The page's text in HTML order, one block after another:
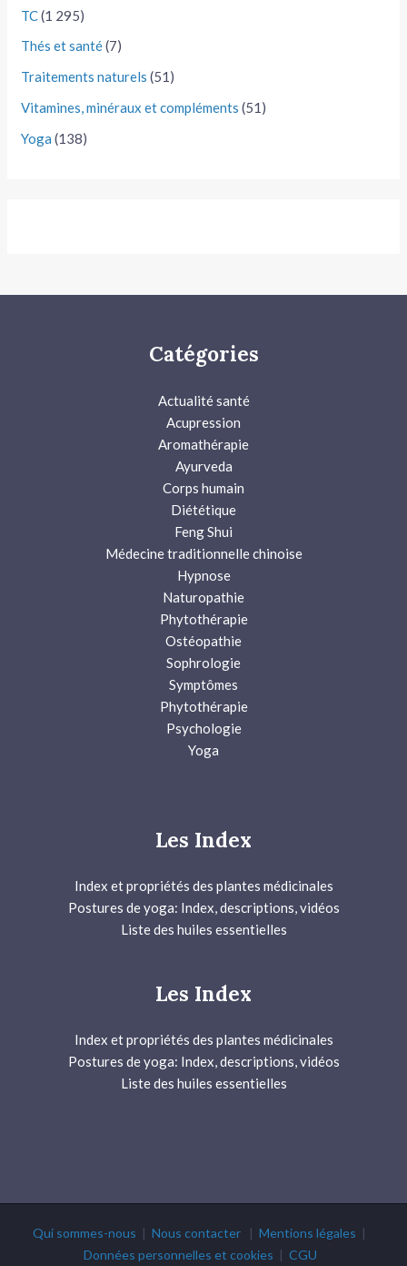
TC(1 295)
Thés et santé(7)
Traitements naturels (51)
Vitamines, minéraux et compléments (51)
Yoga (138)
Catégories
Actualité santé
Acupression
Aromathérapie
Ayurveda
Corps humain
Diététique
Feng Shui
Médecine traditionnelle chinoise
Hypnose
Naturopathie
Phytothérapie
Ostéopathie
Sophrologie
Symptômes
Phytothérapie
Psychologie
Yoga
Les Index
Index et propriétés des plantes médicinales
Postures de yoga: Index, descriptions, vidéos
Liste des huiles essentielles
Les Index
Index et propriétés des plantes médicinales
Postures de yoga: Index, descriptions, vidéos
Liste des huiles essentielles
Qui sommes-nous | Nous contacter| Mentions légales |
Données personnelles et cookies | CGU